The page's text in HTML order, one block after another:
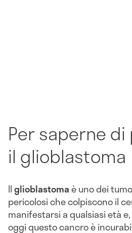
Per saperne di
il glioblastoma
Ilglioblastomaè uno dei
pericolosi che colpiscono il
manifestarsi a qualsiasi età
oggi questo cancro è